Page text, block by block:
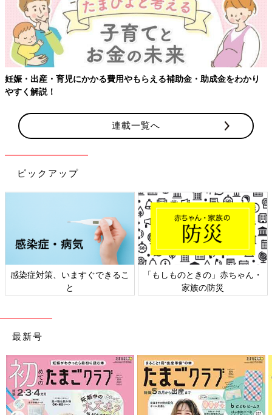
妊娠・出産・育児にかかる費用やもらえる補助金・助成金をわかり
やすく解説！
連載一覧へ
ピックアップ
感染症対策、いますぐできるこ
と
「もしものときの」赤ちゃん・
家族の防災
最新号